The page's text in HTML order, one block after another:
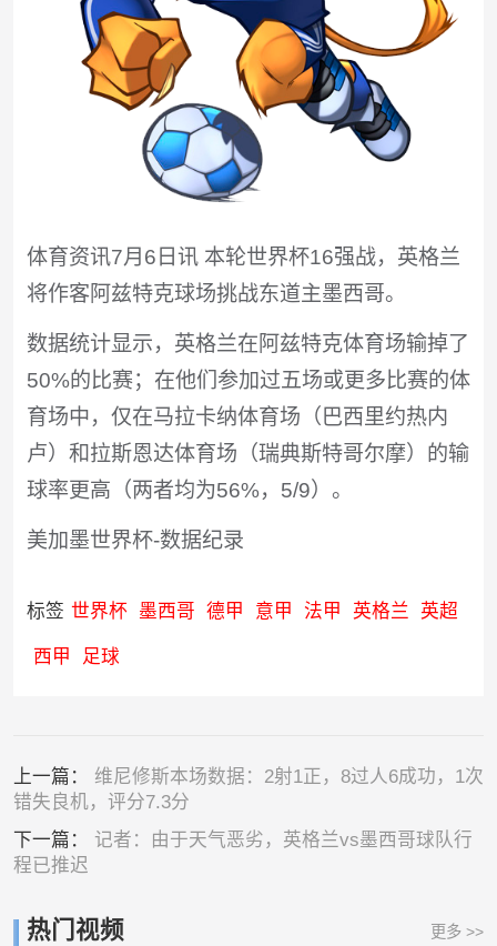
体育资讯7月6日讯 本轮世界杯16强战，英格兰
将作客阿兹特克球场挑战东道主墨西哥。
数据统计显示，英格兰在阿兹特克体育场输掉了
50%的比赛；在他们参加过五场或更多比赛的体
育场中，仅在马拉卡纳体育场（巴西里约热内
卢）和拉斯恩达体育场（瑞典斯特哥尔摩）的输
球率更高（两者均为56%，5/9）。
美加墨世界杯-数据纪录
标签 世界杯 墨西哥 德甲 意甲 法甲 英格兰 英超
西甲 足球
上一篇： 维尼修斯本场数据：2射1正，8过人6成功，1次
错失良机，评分7.3分
下一篇： 记者：由于天气恶劣，英格兰vs墨西哥球队行
程已推迟
热门视频 更多 >>